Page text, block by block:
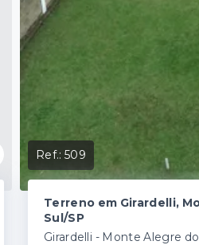
Ref.:509
Terreno em Girardelli,
Sul/SP
Girardelli - Monte Alegre